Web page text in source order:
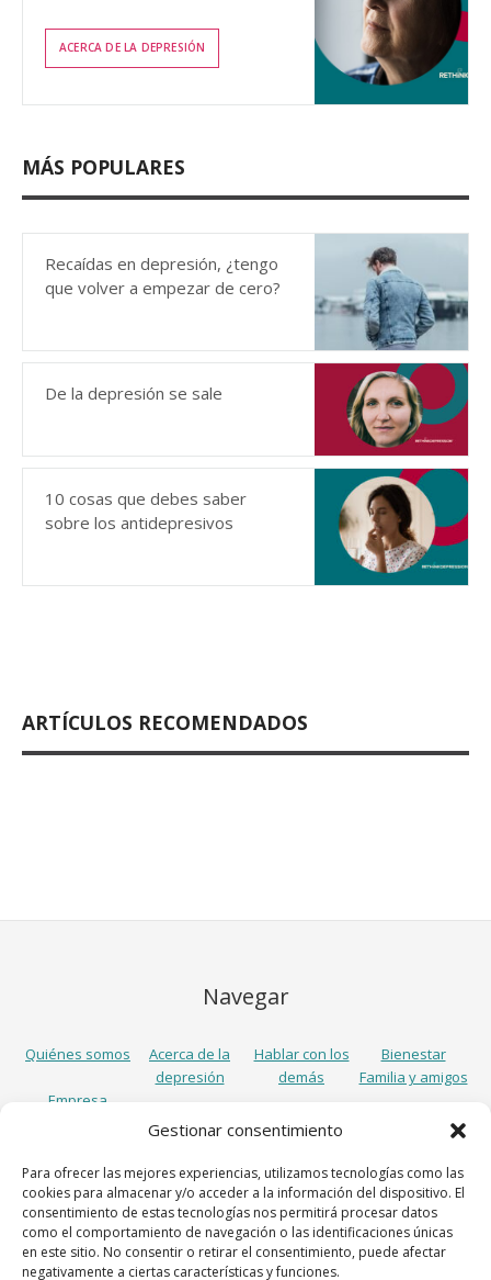
Gestionar consentimiento
Para ofrecer las mejores experiencias, utilizamos tecnologías como las
cookies para almacenar y/o acceder a la información del dispositivo. El
consentimiento de estas tecnologías nos permitirá procesar datos
como el comportamiento de navegación o las identificaciones únicas
en este sitio. No consentir o retirar el consentimiento, puede afectar
negativamente a ciertas características y funciones.
ACERCA DE LA DEPRESIÓN
MÁS POPULARES
Recaídas en depresión, ¿tengo
que volver a empezar de cero?
De la depresión se sale
10 cosas que debes saber
sobre los antidepresivos
ARTÍCULOS RECOMENDADOS
Navegar
Quiénes somos
Acerca de la
depresión
Hablar con los
demás
Bienestar
Familia y amigos
Empresa
Síguenos